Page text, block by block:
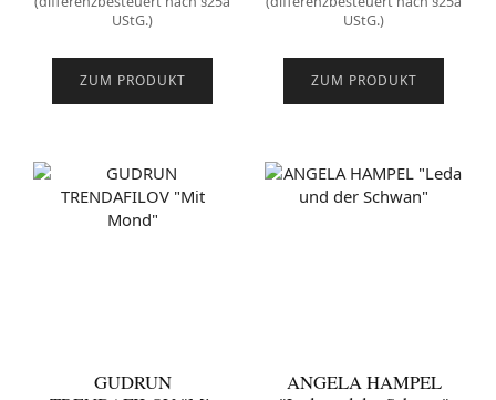
UStG.)
ZUM PRODUKT
UStG.)
ZUM PRODUKT
GUDRUN
ANGELA HAMPEL